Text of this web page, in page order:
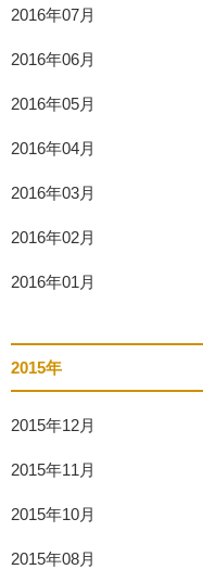
2016年07月
2016年06月
2016年05月
2016年04月
2016年03月
2016年02月
2016年01月
2015年
2015年12月
2015年11月
2015年10月
2015年08月